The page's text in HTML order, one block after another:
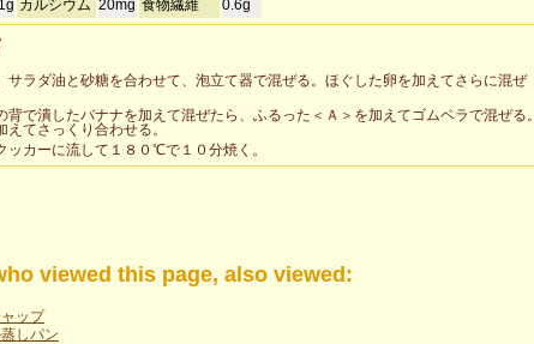
カルシウム 20mg 食物繊維 0.6g
サラダ油と砂糖を合わせて、泡立て器で混ぜる。ほぐした卵を加えてさらに混ぜ
背で潰したバナナを加えて混ぜたら、ふるった＜Ａ＞を加えてゴムベラで混ぜる。
えてさっくり合わせる。
ッカーに流して１８０℃で１０分焼く。
viewed this page, also viewed:
ップ
しパン